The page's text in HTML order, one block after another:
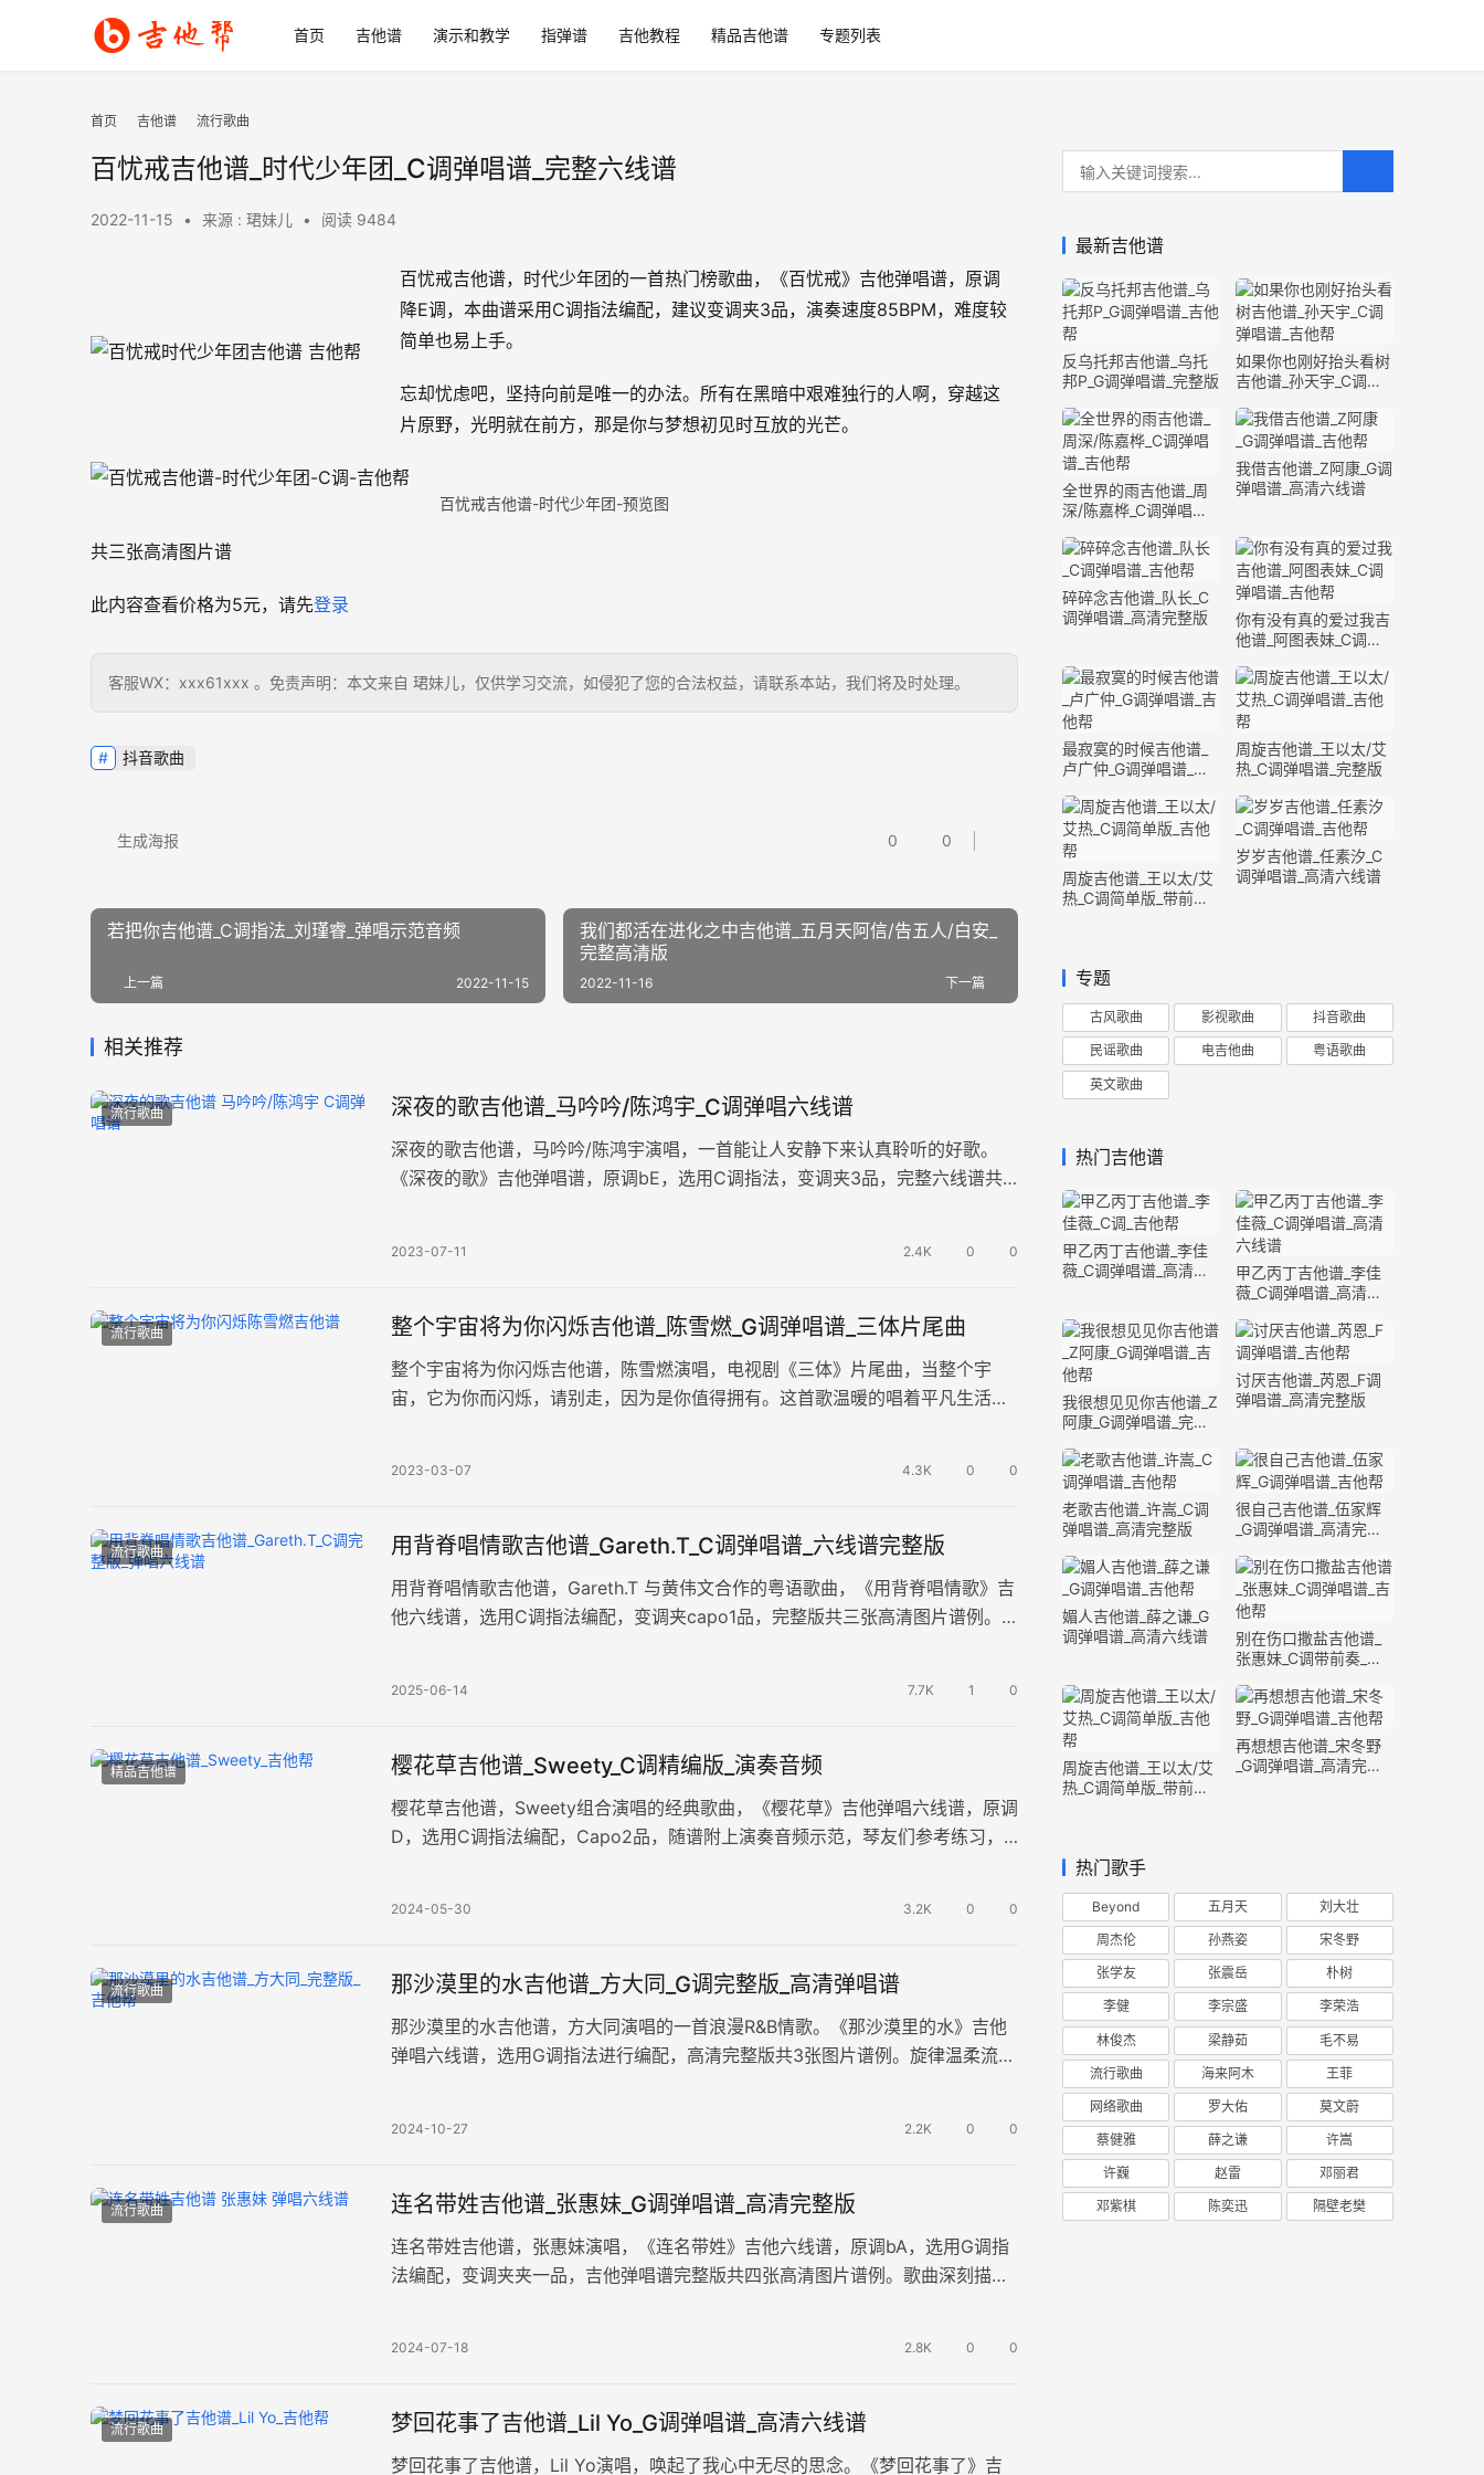
首页 吉他谱 演示和教学 指弹谱 吉他教程 精品吉他谱 专题列表
首页 吉他谱 流行歌曲
百忧戒吉他谱_时代少年团_C调弹唱谱_完整六线谱
2022-11-15 • 来源 : 珺妹儿 • 阅读 9484
百忧戒吉他谱，时代少年团的一首热门榜歌曲，《百忧戒》吉他弹唱谱，原调
降E调，本曲谱采用C调指法编配，建议变调夹3品，演奏速度85BPM，难度较
简单也易上手。
忘却忧虑吧，坚持向前是唯一的办法。所有在黑暗中艰难独行的人啊，穿越这
片原野，光明就在前方，那是你与梦想初见时互放的光芒。
百忧戒吉他谱-时代少年团-预览图
共三张高清图片谱
此内容查看价格为5元，请先登录
客服WX：xxx61xxx 。免责声明：本文来自 珺妹儿，仅供学习交流，如侵犯了您的合法权益，请联系本站，我们将及时处理。
抖音歌曲
0 0
生成海报
若把你吉他谱_C调指法_刘瑾睿_弹唱示范音频
上一篇 2022-11-15
我们都活在进化之中吉他谱_五月天阿信/告五人/白安_
完整高清版
下一篇
2022-11-16
相关推荐
流行歌曲 深夜的歌吉他谱_马吟吟/陈鸿宇_C调弹唱六线谱
深夜的歌吉他谱，马吟吟/陈鸿宇演唱，一首能让人安静下来认真聆听的好歌。
《深夜的歌》吉他弹唱谱，原调bE，选用C调指法，变调夹3品，完整六线谱共
2023-07-11 2.4K 0 0
流行歌曲 整个宇宙将为你闪烁吉他谱_陈雪燃_G调弹唱谱_三体片尾曲
整个宇宙将为你闪烁吉他谱，陈雪燃演唱，电视剧《三体》片尾曲，当整个宇
宙，它为你而闪烁，请别走，因为是你值得拥有。这首歌温暖的唱着平凡生活中
2023-03-07 4.3K 0 0
流行歌曲 用背脊唱情歌吉他谱_Gareth.T_C调弹唱谱_六线谱完整版
用背脊唱情歌吉他谱，Gareth.T 与黄伟文合作的粤语歌曲，《用背脊唱情歌》吉
他六线谱，选用C调指法编配，变调夹capo1品，完整版共三张高清图片谱例。
2025-06-14 7.7K 1 0
精品吉他谱 樱花草吉他谱_Sweety_C调精编版_演奏音频
樱花草吉他谱，Sweety组合演唱的经典歌曲，《樱花草》吉他弹唱六线谱，原调
D，选用C调指法编配，Capo2品，随谱附上演奏音频示范，琴友们参考练习，
2024-05-30 3.2K 0 0
流行歌曲 那沙漠里的水吉他谱_方大同_G调完整版_高清弹唱谱
那沙漠里的水吉他谱，方大同演唱的一首浪漫R&B情歌。《那沙漠里的水》吉他
弹唱六线谱，选用G调指法进行编配，高清完整版共3张图片谱例。旋律温柔流
2024-10-27 2.2K 0 0
流行歌曲 连名带姓吉他谱_张惠妹_G调弹唱谱_高清完整版
连名带姓吉他谱，张惠妹演唱，《连名带姓》吉他六线谱，原调bA，选用G调指
法编配，变调夹夹一品，吉他弹唱谱完整版共四张高清图片谱例。歌曲深刻描绘
2024-07-18 2.8K 0 0
流行歌曲 梦回花事了吉他谱_Lil Yo_G调弹唱谱_高清六线谱
梦回花事了吉他谱，Lil Yo演唱，唤起了我心中无尽的思念。《梦回花事了》吉
最新吉他谱
反乌托邦吉他谱_乌托
邦P_G调弹唱谱_完整版
如果你也刚好抬头看树
吉他谱_孙天宇_C调弹
全世界的雨吉他谱_周
深/陈嘉桦_C调弹唱谱_
我借吉他谱_Z阿康_G调
弹唱谱_高清六线谱
碎碎念吉他谱_队长_C
调弹唱谱_高清完整版
你有没有真的爱过我吉
他谱_阿图表妹_C调弹
最寂寞的时候吉他谱_
卢广仲_G调弹唱谱_高
周旋吉他谱_王以太/艾
热_C调弹唱谱_完整版
周旋吉他谱_王以太/艾
热_C调简单版_带前奏
岁岁吉他谱_任素汐_C
调弹唱谱_高清六线谱
专题
古风歌曲 影视歌曲 抖音歌曲
民谣歌曲 电吉他曲 粤语歌曲
英文歌曲
热门吉他谱
甲乙丙丁吉他谱_李佳
薇_C调弹唱谱_高清六
甲乙丙丁吉他谱_李佳
薇_C调弹唱谱_高清六
我很想见见你吉他谱_Z
阿康_G调弹唱谱_完整
讨厌吉他谱_芮恩_F调
弹唱谱_高清完整版
老歌吉他谱_许嵩_C调
弹唱谱_高清完整版
很自己吉他谱_伍家辉
_G调弹唱谱_高清完整
媚人吉他谱_薛之谦_G
调弹唱谱_高清六线谱
别在伤口撒盐吉他谱_
张惠妹_C调带前奏_完
周旋吉他谱_王以太/艾
热_C调简单版_带前奏
再想想吉他谱_宋冬野
_G调弹唱谱_高清完整
热门歌手
Beyond 五月天 刘大壮
周杰伦 孙燕姿 宋冬野
张学友 张震岳 朴树
李健 李宗盛 李荣浩
林俊杰 梁静茹 毛不易
流行歌曲 海来阿木 王菲
网络歌曲 罗大佑 莫文蔚
蔡健雅 薛之谦 许嵩
许巍 赵雷 邓丽君
邓紫棋 陈奕迅 隔壁老樊